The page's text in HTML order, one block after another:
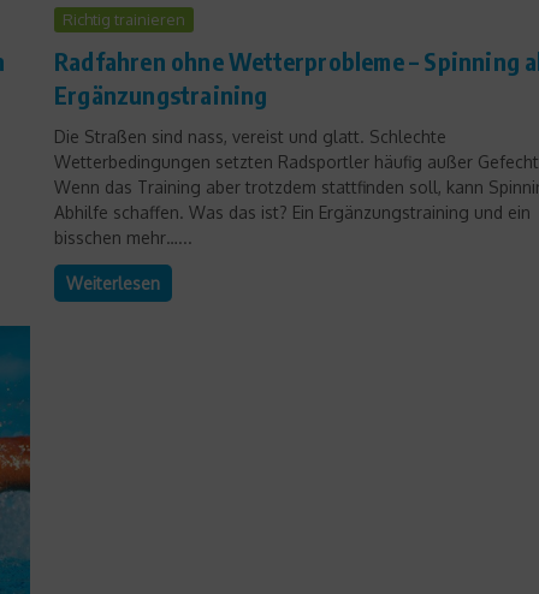
Richtig trainieren
Radfahren ohne Wetterprobleme – Spinning
Ergänzungstraining
Die Straßen sind nass, vereist und glatt. Schlechte
Wetterbedingungen setzten Radsportler häufig außer
Wenn das Training aber trotzdem stattfinden soll, kann
Abhilfe schaffen. Was das ist? Ein Ergänzungstraining und ein
bisschen mehr…...
Weiterlesen